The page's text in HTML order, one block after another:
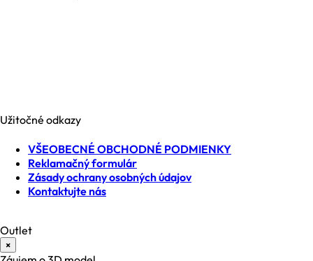
Užitočné odkazy
VŠEOBECNÉ OBCHODNÉ PODMIENKY
Reklamačný formulár
Zásady ochrany osobných údajov
Kontaktujte nás
Outlet
×